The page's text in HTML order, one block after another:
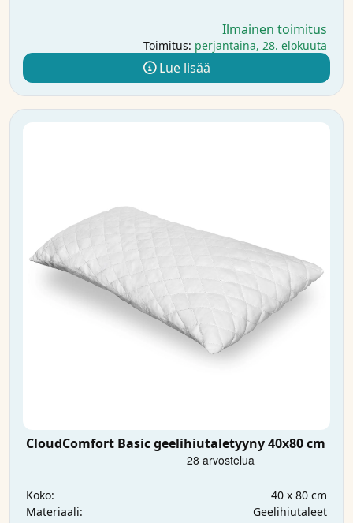
Ilmainen toimitus
Toimitus: perjantaina, 28. elokuuta
Lue lisää
CloudComfort Basic geelihiutaletyyny 40x80 cm
Koko:
40 x 80 cm
Materiaali:
Geelihiutaleet